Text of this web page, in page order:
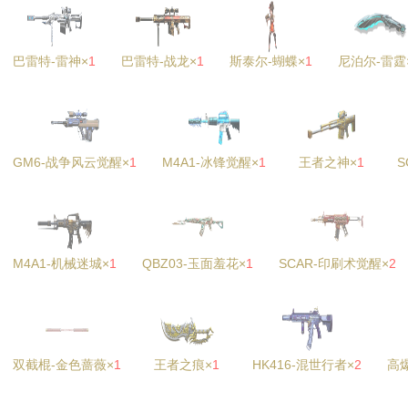
巴雷特-雷神×1 巴雷特-战龙×1 斯泰尔-蝴蝶×1 尼泊尔-雷
GM6-战争风云觉醒×1 M4A1-冰锋觉醒×1 王者之神×1
M4A1-机械迷城×1 QBZ03-玉面羞花×1 SCAR-印刷术觉醒×2
双截棍-金色蔷薇×1 王者之痕×1 HK416-混世行者×2 高